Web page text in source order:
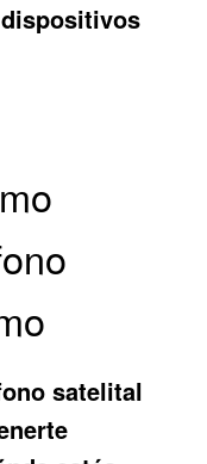
satelital